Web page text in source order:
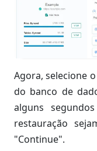
Agora, selecione
do banco de
alguns
restauração
"Continue".